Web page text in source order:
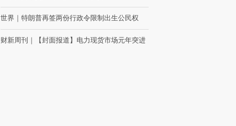
世界 特朗普再签两份行政令限制出生公民权
财新周刊 【封面报道】电力现货市场元年突进